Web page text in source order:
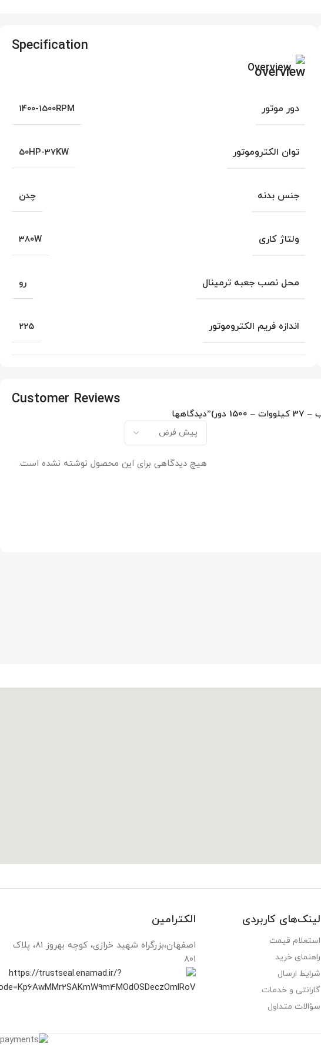
Specification
Overview
دور موتور 1400-1500RPM
توان الکتروموتور 50HP-37KW
جنس بدنه چدن
ولتاژ کاری 380W
محل نصب جعبه ترمینال رو
اندازه فریم الکتروموتور 225
Customer Reviews
دیدگاهها
هیچ دیدگاهی برای این محصول نوشته نشده است.
لینک‌های کاربردی
استعلام قیمت
راهنمای خرید
شرایط ارسال
گارانتی و خدمات
سؤالات متداول
الکترامین
اصفهان،بزرگراه شهید خرازی، کوچه بهروز ۸۱، پلاک
۸۰۱